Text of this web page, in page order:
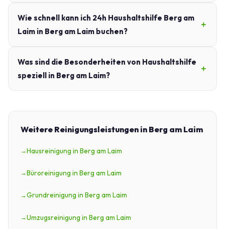
Wie schnell kann ich 24h Haushaltshilfe Berg am
Laim in Berg am Laim buchen?
Was sind die Besonderheiten von Haushaltshilfe
speziell in Berg am Laim?
Weitere Reinigungsleistungen in Berg am Laim
Hausreinigung in Berg am Laim
Büroreinigung in Berg am Laim
Grundreinigung in Berg am Laim
Umzugsreinigung in Berg am Laim